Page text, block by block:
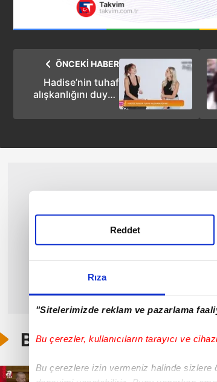
Rıza
"Sitelerimizde reklam ve pazarlama
Bu çerezler, kullanıcıların tarayıcı ve
Bu çerezlere izin vermeniz halinde sizlere
Reddet
ÖNCEKİ HABER
Hadise’nin tuhaf
alışkanlığını duyan
Belçika'ya uçuyorum
Bunlar da Var